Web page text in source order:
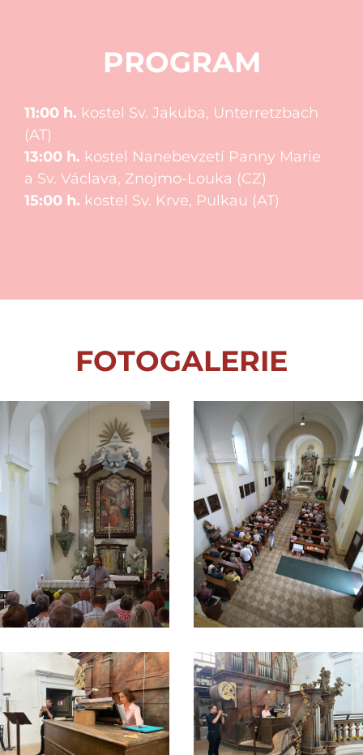
PROGRAM
11:00 h. kostel Sv. Jakuba, Unterretzbach
(AT)
13:00 h. kostel Nanebevzetí Panny Marie
a Sv. Václava, Znojmo-Louka (CZ)
15:00 h. kostel Sv. Krve, Pulkau (AT)
FOTOGALERIE